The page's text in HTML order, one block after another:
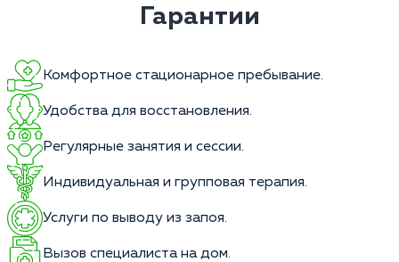
Гарантии
Комфортное стационарное пребывание.
Удобства для восстановления.
Регулярные занятия и сессии.
Индивидуальная и групповая терапия.
Услуги по выводу из запоя.
Вызов специалиста на дом.